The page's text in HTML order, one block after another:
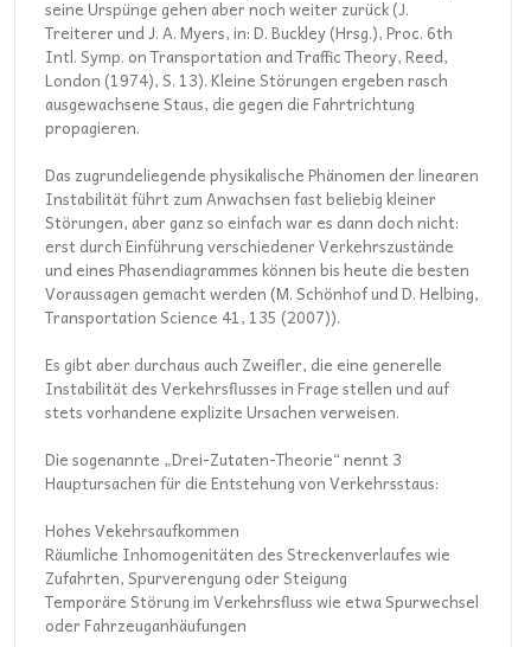
seine Urspünge gehen aber noch weiter zurück (J.
Treiterer und J. A. Myers, in: D. Buckley (Hrsg.), Proc. 6th
Intl. Symp. on Transportation and Traffic Theory, Reed,
London (1974), S. 13). Kleine Störungen ergeben rasch
ausgewachsene Staus, die gegen die Fahrtrichtung
propagieren.
Das zugrundeliegende physikalische Phänomen der linearen
Instabilität führt zum Anwachsen fast beliebig kleiner
Störungen, aber ganz so einfach war es dann doch nicht:
erst durch Einführung verschiedener Verkehrszustände
und eines Phasendiagrammes können bis heute die besten
Voraussagen gemacht werden (M. Schönhof und D. Helbing,
Transportation Science 41, 135 (2007)).
Es gibt aber durchaus auch Zweifler, die eine generelle
Instabilität des Verkehrsflusses in Frage stellen und auf
stets vorhandene explizite Ursachen verweisen.
Die sogenannte „Drei-Zutaten-Theorie“ nennt 3
Hauptursachen für die Entstehung von Verkehrsstaus:
Hohes Vekehrsaufkommen
Räumliche Inhomogenitäten des Streckenverlaufes wie
Zufahrten, Spurverengung oder Steigung
Temporäre Störung im Verkehrsfluss wie etwa Spurwechsel
oder Fahrzeuganhäufungen